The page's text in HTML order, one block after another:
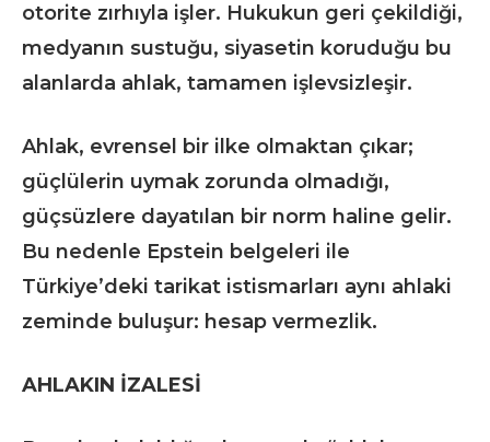
otorite zırhıyla işler. Hukukun geri çekildiği,
medyanın sustuğu, siyasetin koruduğu bu
alanlarda ahlak, tamamen işlevsizleşir.
Ahlak, evrensel bir ilke olmaktan çıkar;
güçlülerin uymak zorunda olmadığı,
güçsüzlere dayatılan bir norm haline gelir.
Bu nedenle Epstein belgeleri ile
Türkiye’deki tarikat istismarları aynı ahlaki
zeminde buluşur: hesap vermezlik.
AHLAKIN İZALESİ